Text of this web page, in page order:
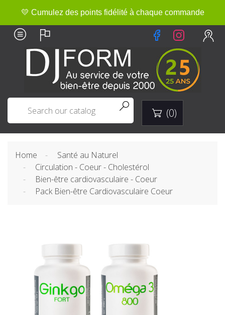
💛 Cumulez des points fidélité à chaque commande


 (0)
Home
Santé au Naturel
Circulation - Coeur - Cholestérol
Bien-être cardiovasculaire - Coeur
Pack Bien-être Cardiovasculaire Coeur